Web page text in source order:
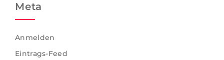
Meta
Anmelden
Eintrags-Feed